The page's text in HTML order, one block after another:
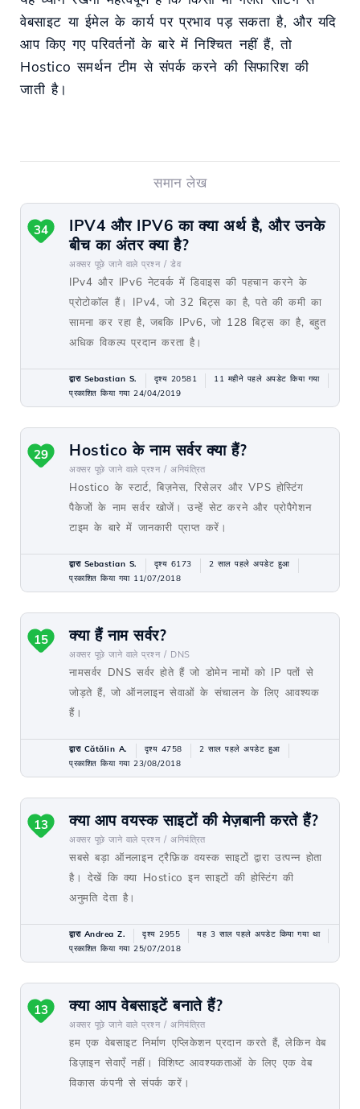
वेबसाइट या ईमेल के कार्य पर प्रभाव पड़ सकता है, और यदि
आप किए गए परिवर्तनों के बारे में निश्चित नहीं हैं, तो
Hostico समर्थन टीम से संपर्क करने की सिफारिश की
जाती है।
समान लेख
IPV4 और IPV6 का क्या अर्थ है, और उनके
बीच का अंतर क्या है?
अक्सर पूछे जाने वाले प्रश्न / डेव
IPv4 और IPv6 नेटवर्क में डिवाइस की पहचान करने के
प्रोटोकॉल हैं। IPv4, जो 32 बिट्स का है, पते की कमी का
सामना कर रहा है, जबकि IPv6, जो 128 बिट्स का है, बहुत
अधिक विकल्प प्रदान करता है।
34
द्वारा Sebastian S. दृश्य 20581
11 महीने पहले अपडेट किया गया
प्रकाशित किया गया 24/04/2019
Hostico के नाम सर्वर क्या हैं?
अक्सर पूछे जाने वाले प्रश्न / अनियंत्रित
Hostico के स्टार्ट, बिज़नेस, रिसेलर और VPS होस्टिंग
पैकेजों के नाम सर्वर खोजें। उन्हें सेट करने और प्रोपैगेशन
टाइम के बारे में जानकारी प्राप्त करें।
29
द्वारा Sebastian S. दृश्य 6173
2 साल पहले अपडेट हुआ
प्रकाशित किया गया 11/07/2018
क्या हैं नाम सर्वर?
अक्सर पूछे जाने वाले प्रश्न / DNS
नामसर्वर DNS सर्वर होते हैं जो डोमेन नामों को IP पतों से
जोड़ते हैं, जो ऑनलाइन सेवाओं के संचालन के लिए आवश्यक
हैं।
15
द्वारा Cătălin A. दृश्य 4758
2 साल पहले अपडेट हुआ
प्रकाशित किया गया 23/08/2018
क्या आप वयस्क साइटों की मेज़बानी करते हैं?
अक्सर पूछे जाने वाले प्रश्न / अनियंत्रित
सबसे बड़ा ऑनलाइन ट्रैफ़िक वयस्क साइटों द्वारा उत्पन्न होता
है। देखें कि क्या Hostico इन साइटों की होस्टिंग की
अनुमति देता है।
13
द्वारा Andrea Z. दृश्य 2955
यह 3 साल पहले अपडेट किया गया था
प्रकाशित किया गया 25/07/2018
क्या आप वेबसाइटें बनाते हैं?
अक्सर पूछे जाने वाले प्रश्न / अनियंत्रित
हम एक वेबसाइट निर्माण एप्लिकेशन प्रदान करते हैं, लेकिन वेब
डिज़ाइन सेवाएँ नहीं। विशिष्ट आवश्यकताओं के लिए एक वेब
विकास कंपनी से संपर्क करें।
13